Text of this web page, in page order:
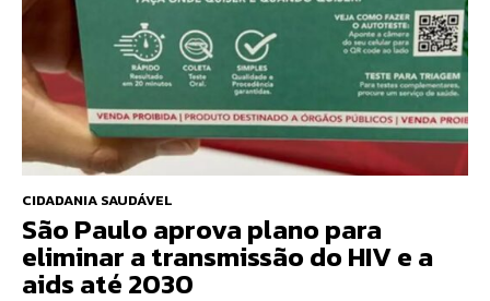
CIDADANIA SAUDÁVEL
São Paulo aprova plano para
eliminar a transmissão do HIV e a
aids até 2030